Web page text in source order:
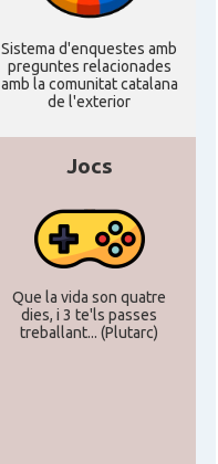
Sistema d'enquestes amb
preguntes relacionades
amb la comunitat catalana
de l'exterior
Jocs
Que la vida son quatre
dies, i 3 te'ls passes
treballant... (Plutarc)